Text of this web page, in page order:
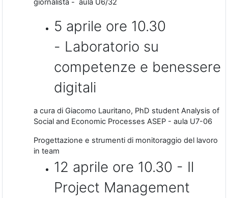
giornalista - aula U6/32
5 aprile ore 10.30
- Laboratorio su
competenze e benessere
digitali
a cura di Giacomo Lauritano, PhD student Analysis of
Social and Economic Processes ASEP - aula U7-06
Progettazione e strumenti di monitoraggio del lavoro
in team
12 aprile ore 10.30 - Il
Project Management